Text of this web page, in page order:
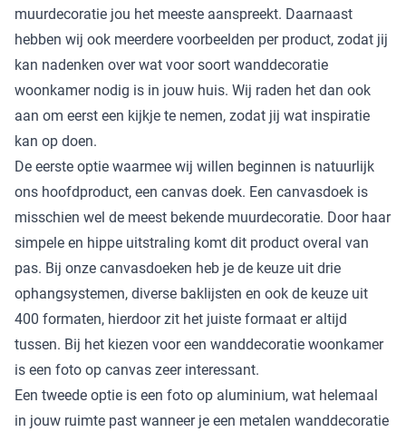
muurdecoratie jou het meeste aanspreekt. Daarnaast
hebben wij ook meerdere voorbeelden per product, zodat jij
kan nadenken over wat voor soort wanddecoratie
woonkamer nodig is in jouw huis. Wij raden het dan ook
aan om eerst een kijkje te nemen, zodat jij wat inspiratie
kan op doen.
De eerste optie waarmee wij willen beginnen is natuurlijk
ons hoofdproduct, een canvas doek. Een canvasdoek is
misschien wel de meest bekende muurdecoratie. Door haar
simpele en hippe uitstraling komt dit product overal van
pas. Bij onze canvasdoeken heb je de keuze uit drie
ophangsystemen, diverse baklijsten en ook de keuze uit
400 formaten, hierdoor zit het juiste formaat er altijd
tussen. Bij het kiezen voor een wanddecoratie woonkamer
is een foto op canvas zeer interessant.
Een tweede optie is een foto op aluminium, wat helemaal
in jouw ruimte past wanneer je een metalen wanddecoratie